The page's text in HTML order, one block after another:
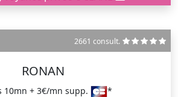
2661 consult.
RONAN
10mn + 3€/mn supp. *